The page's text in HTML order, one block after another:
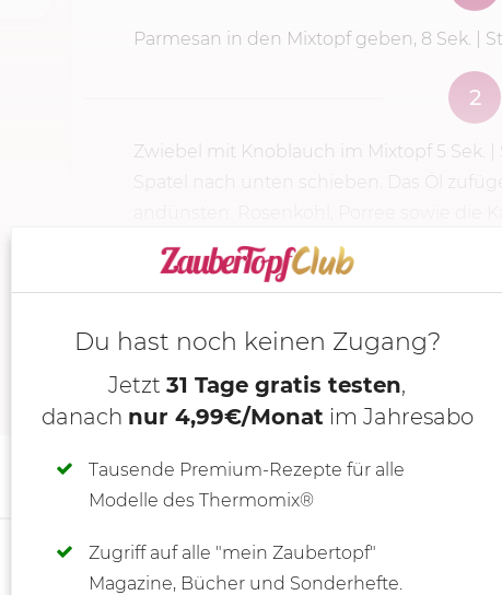
Parmesan in den Mixtopf geben, 8 Sek. |
2
Zwiebel mit Knoblauch im Mixtopf 5 Sek.
Spatel nach unten schie­ben. Das Öl
SCHREIBE NEUE NOTIZ
Du hast noch keinen Zugang?
Jetzt 31 Tage gratis testen,
danach nur 4,99€/Monat im Jahresabo
Tausende Premium-Rezepte für alle
Modelle des Thermomix®
Zugriff auf alle "mein Zaubertopf"
Magazine, Bücher und Sonderhefte.